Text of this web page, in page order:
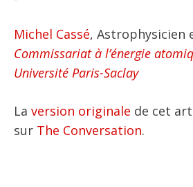
Michel Cassé, Astrophysicien
Commissariat à l’énergie
Université Paris-Saclay
La version originale de cet
sur The Conversation.